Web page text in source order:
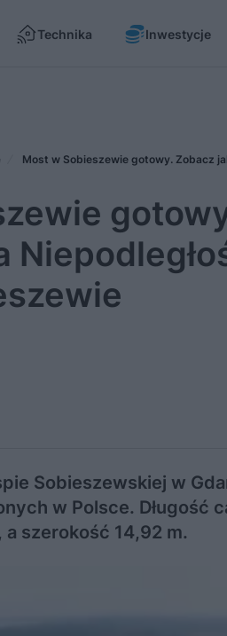
Technika Inwestycje
Sobieszewskiej w
w Polsce. Długość
a szerokość 14,92 m.